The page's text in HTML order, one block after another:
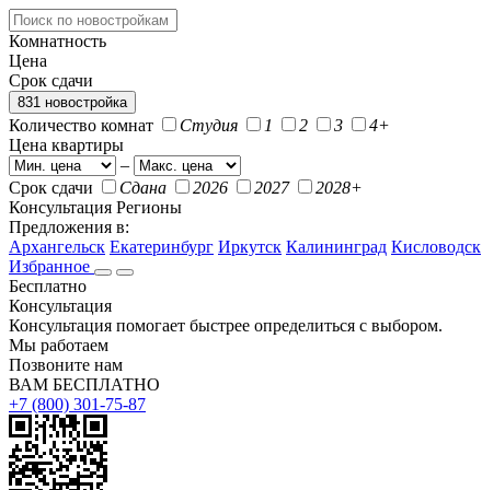
Комнатность
Цена
Срок сдачи
831 новостройка
Количество комнат Студия 1 2 3
4+
Цена квартиры
–
Срок сдачи
Сдана 2026 2027
2028+
Консультация Регионы
Предложения в:
Архангельск Екатеринбург Иркутск Калининград Кисловодск
Избранное
Бесплатно
Консультация
Консультация помогает быстрее определиться с выбором.
Мы работаем
Позвоните нам
ВАМ БЕСПЛАТНО
+7 (800) 301-75-87